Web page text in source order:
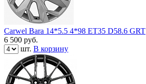
Carwel Bara 14*5.5 4*98 ET35 D58.6 GRT
6 500 руб.
шт. В корзину